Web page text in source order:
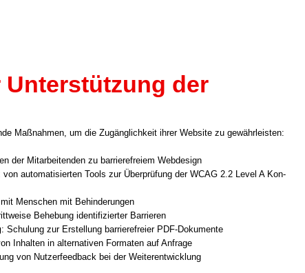
Unterstützung der
Maß­nah­men, um die Zugäng­lich­keit ihrer Web­site zu gewähr­leis­ten:
der Mit­ar­bei­ten­den zu bar­rie­re­frei­em Web­de­sign
von auto­ma­ti­sier­ten Tools zur Über­prü­fung der WCAG 2.2 Level A Kon­
Men­schen mit Behin­de­run­gen
Behe­bung iden­ti­fi­zier­ter Bar­rie­ren
: Schu­lung zur Erstel­lung bar­rie­re­frei­er PDF-Dokumente
Inhal­ten in alter­na­ti­ven For­ma­ten auf Anfra­ge
von Nut­zer­feed­back bei der Wei­ter­ent­wick­lung